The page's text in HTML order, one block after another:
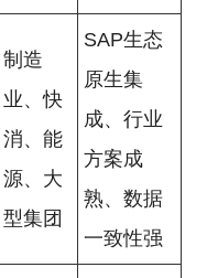
制造
业、快
消、能
源、大
型集团
SAP生态
原生集
成、行业
方案成
熟、数据
一致性强